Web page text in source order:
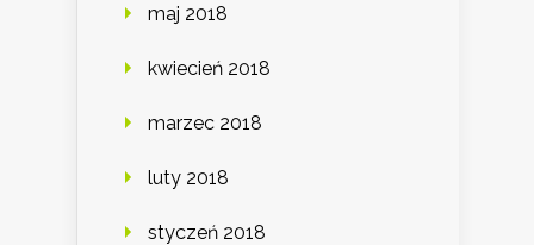
maj 2018
kwiecień 2018
marzec 2018
luty 2018
styczeń 2018